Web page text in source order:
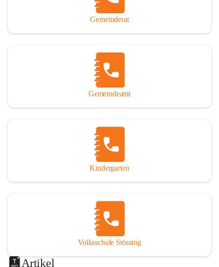
Gemeinderat
Gemeindeamt
Kindergarten
Volksschule Stössing
Artikel